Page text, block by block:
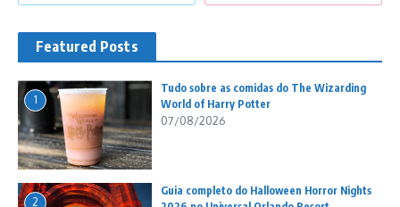
Featured Posts
1
Tudo sobre as comidas do The Wizarding
World of Harry Potter
07/08/2026
2
Guia completo do Halloween Horror Nights